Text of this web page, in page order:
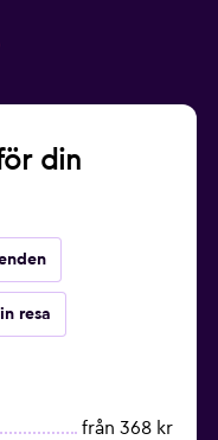
din
resa
från 368 kr